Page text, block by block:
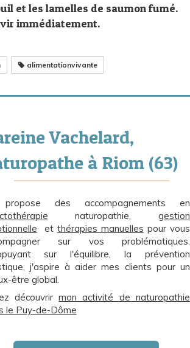
et les lamelles de saumon fumé.
immédiatement.
alimentationvivante
Vachelard,
à Riom (63)
des accompagnements en
naturopathie, gestion
et thérapies manuelles pour vous
sur vos problématiques.
sur l'équilibre, la prévention
j'aspire à aider mes clients pour un
être global.
découvrirmon activité de naturopathie
le Puy-de-Dôme